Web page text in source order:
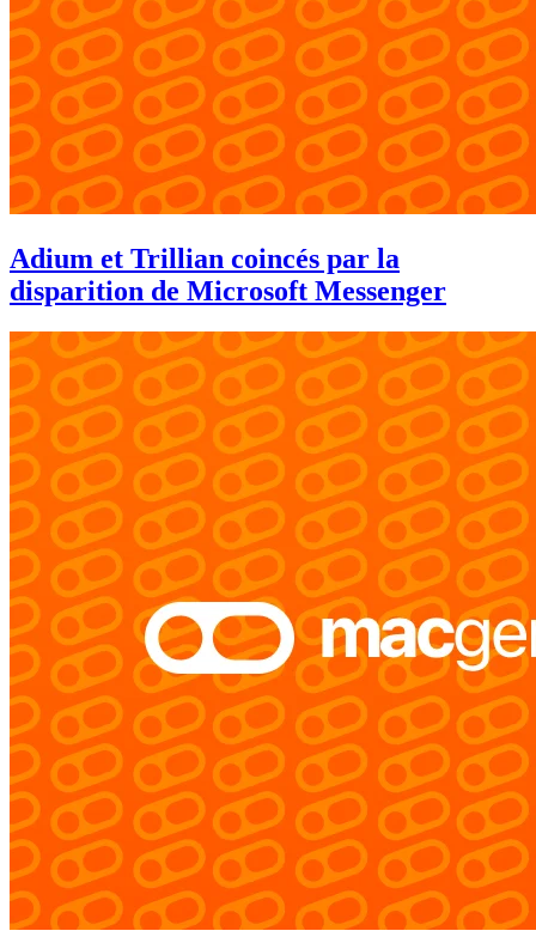
Adium et Trillian coincés par la
disparition de Microsoft Messenger